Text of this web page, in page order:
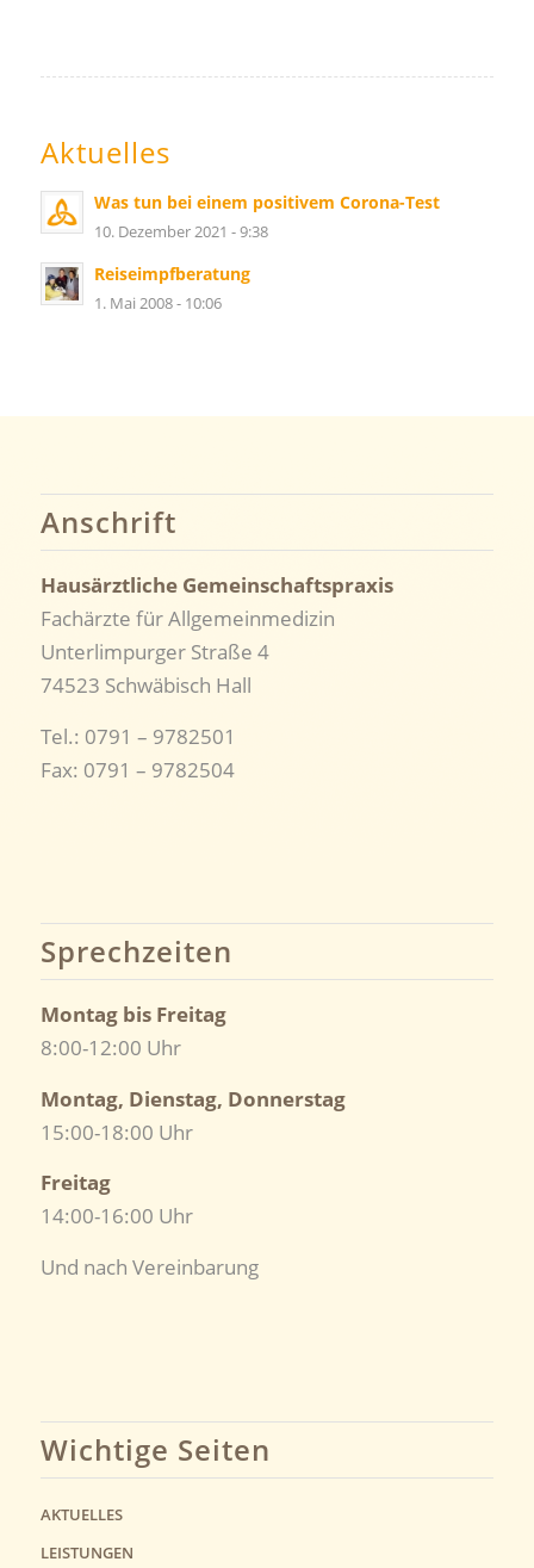
Aktuelles
Was tun bei einem positivem Corona-Test
10. Dezember 2021 - 9:38
Reiseimpfberatung
1. Mai 2008 - 10:06
Anschrift
Hausärztliche Gemeinschaftspraxis
Fachärzte für Allgemeinmedizin
Unterlimpurger Straße 4
74523 Schwäbisch Hall
Tel.: 0791 – 9782501
Fax: 0791 – 9782504
Sprechzeiten
Montag bis Freitag
8:00-12:00 Uhr
Montag, Dienstag, Donnerstag
15:00-18:00 Uhr
Freitag
14:00-16:00 Uhr
Und nach Vereinbarung
Wichtige Seiten
AKTUELLES
LEISTUNGEN